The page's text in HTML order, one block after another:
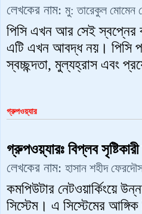
লেখকের নাম: মু: তারেকুল মোমেন
পিসি এখন আর সেই স্বপ্নের
এটি এখন আবদ্ধ নয়। পিসি
স্বচ্ছন্দতা, মুল্যহ্রাস এবং
গ্রুপওয়্যার
গ্রুপওয়্যারঃ বিপ্লব
লেখকের নাম: হাসান শহীদ
কমপিউটার নেটওয়ার্কিংয়ে
সিস্টেম। এ সিস্টেমের